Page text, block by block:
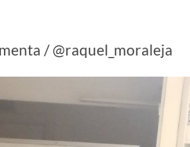
/ @raquel_moraleja